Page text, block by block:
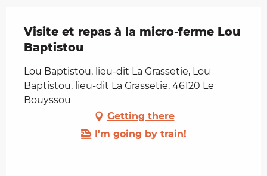
Visite et repas à la micro-ferme Lou
Baptistou
Lou Baptistou, lieu-dit La Grassetie, Lou
Baptistou, lieu-dit La Grassetie, 46120 Le
Bouyssou
Getting there
I'm going by train!